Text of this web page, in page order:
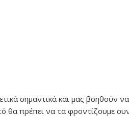
σημαντικά και μας βοηθούν
θα πρέπει να τα φροντίζουμε